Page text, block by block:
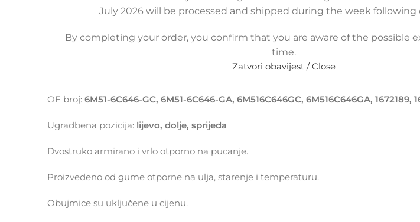
July 2026 will be processed and shipped during the week following
By completing your order, you confirm that you are aware of the possible
time.
Zatvori obavijest / Close
PLAĆANJA
VOLVO C30 1.6 D, VOLVO S40 1.6 D, VOLVO V50
OE broj: 6M51-6C646-GC, 6M51-6C646-GA, 6M516C646GC, 6M516C646GA, 1672189,
Ugradbena pozicija: lijevo, dolje, sprijeda
Dvostruko armirano i vrlo otporno na pucanje.
Proizvedeno od gume otporne na ulja, starenje i temperaturu.
Obujmice su uključene u cijenu.